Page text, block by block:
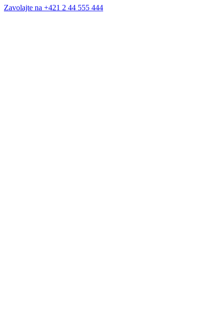
Zavolajte na +421 2 44 555 444